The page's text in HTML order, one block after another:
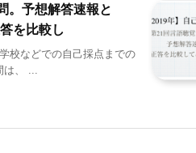
。予想解答速報と
を比較し
校などでの自己採点までの
は、 ...